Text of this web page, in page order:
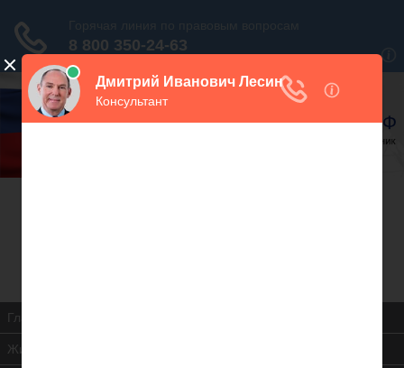
В закладки
Главная
Жилищная инспекция